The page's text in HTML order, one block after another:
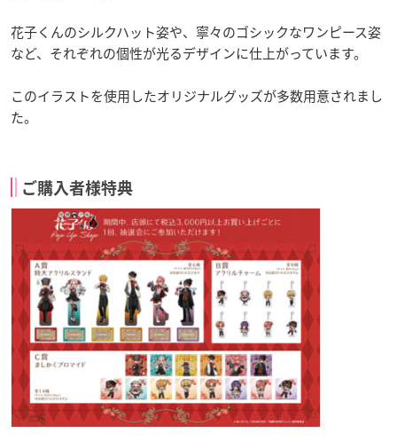
花子くんのシルクハット姿や、寧々のゴシックなワンピース姿
など、それぞれの個性が光るデザインに仕上がっています。
このイラストを使用したオリジナルグッズが多数用意されまし
た。
ご購入者様特典